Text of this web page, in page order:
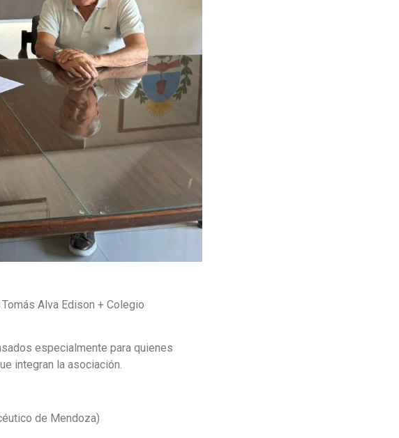
Alva Edison + Colegio
especialmente para quienes
integran la asociación.
de Mendoza)